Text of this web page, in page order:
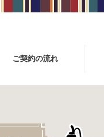
ご契約の流れ